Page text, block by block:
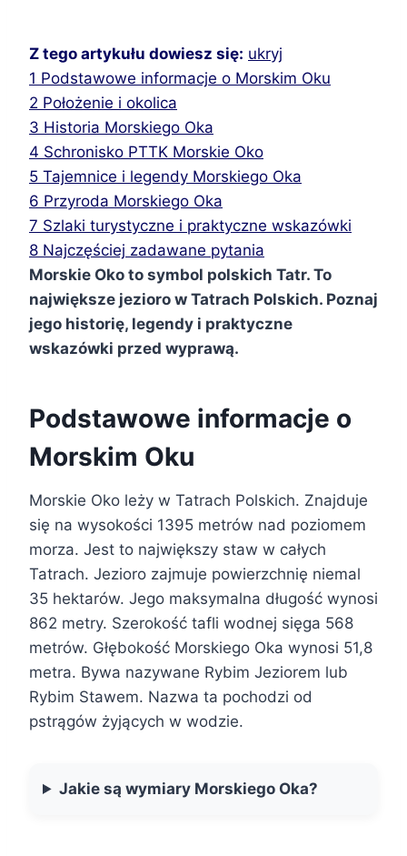
Z tego artykułu dowiesz się: ukryj
1 Podstawowe informacje o Morskim Oku
2 Położenie i okolica
3 Historia Morskiego Oka
4 Schronisko PTTK Morskie Oko
5 Tajemnice i legendy Morskiego Oka
6 Przyroda Morskiego Oka
7 Szlaki turystyczne i praktyczne wskazówki
8 Najczęściej zadawane pytania
Morskie Oko to symbol polskich Tatr. To
największe jezioro w Tatrach Polskich. Poznaj
jego historię, legendy i praktyczne
wskazówki przed wyprawą.
Podstawowe informacje o
Morskim Oku
Morskie Oko leży w Tatrach Polskich. Znajduje
się na wysokości 1395 metrów nad poziomem
morza. Jest to największy staw w całych
Tatrach. Jezioro zajmuje powierzchnię niemal
35 hektarów. Jego maksymalna długość wynosi
862 metry. Szerokość tafli wodnej sięga 568
metrów. Głębokość Morskiego Oka wynosi 51,8
metra. Bywa nazywane Rybim Jeziorem lub
Rybim Stawem. Nazwa ta pochodzi od
pstrągów żyjących w wodzie.
Jakie są wymiary Morskiego Oka?